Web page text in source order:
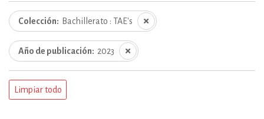
Colección Bachillerato : TAE's
Año de publicación 2023
Limpiar todo